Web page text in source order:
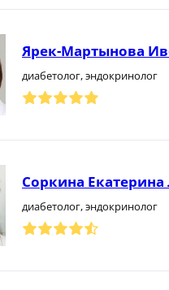
Ярек-Мартынова
диабетолог, эндокринолог
Соркина
диабетолог, эндокринолог